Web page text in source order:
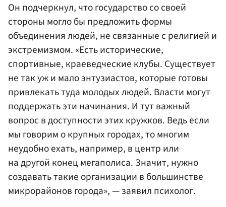
Он подчеркнул, что государство со своей
стороны могло бы предложить формы
объединения людей, не связанные с религией и
экстремизмом. «Есть исторические,
спортивные, краеведческие клубы. Существует
не так уж и мало энтузиастов, которые готовы
привлекать туда молодых людей. Власти могут
поддержать эти начинания. И тут важный
вопрос в доступности этих кружков. Ведь если
мы говорим о крупных городах, то многим
неудобно ехать, например, в центр или
на другой конец мегаполиса. Значит, нужно
создавать такие организации в большинстве
микрорайонов города», — заявил психолог.